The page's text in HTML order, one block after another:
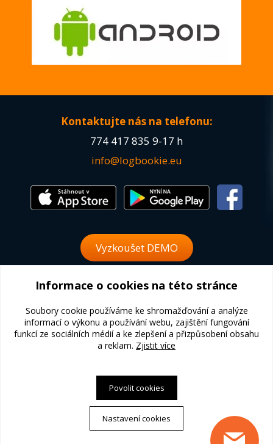
Informace o cookies na této stránce
Soubory cookie používáme ke shromažďování a analýze
informací o výkonu a používání webu, zajištění fungování
funkcí ze sociálních médií a ke zlepšení a přizpůsobení obsahu
a reklam. Zjistit více
Povolit cookies
Nastavení cookies
Kontaktujte nás na telefonu:
774 417 835 9-17 h
info@logbookie.eu
Vyzkoušet DEMO
Zaslat poptávku
® 2008 - 2026 Všechna práva vyhrazena DHO s. r. o.
www.expanzo.com|www.crm-zdarma.cz
call.expanzo.com